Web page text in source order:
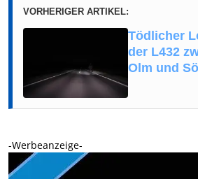
VORHERIGER ARTIKEL:
Tödlicher
der L432
Olm und
-Werbeanzeige-